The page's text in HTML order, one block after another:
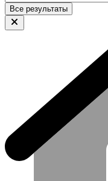
Все результаты